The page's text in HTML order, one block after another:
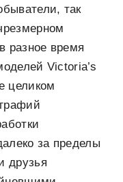
так
разное время
Victoria’s
целиком
за пределы
друзья